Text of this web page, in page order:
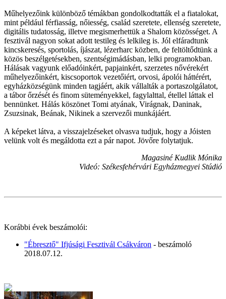
Műhelyezőink különböző témákban gondolkodtatták el a fiatalokat,
mint például férfiasság, nőiesség, család szeretete, ellenség szeretete,
digitális tudatosság, illetve megismerhettük a Shalom közösséget. A
fesztivál nagyon sokat adott testileg és lelkileg is. Jól elfáradtunk
kincskeresés, sportolás, íjászat, lézerharc közben, de feltöltődtünk a
közös beszélgetésekben, szentségimádásban, lelki programokban.
Hálásak vagyunk előadóinkért, papjainkért, szerzetes nővérekért
műhelyezőinkért, kiscsoportok vezetőiért, orvosi, ápolói háttérért,
egyházközségünk minden tagjáért, akik vállalták a portaszolgálatot,
a tábor őrzését és finom süteményekkel, fagylalttal, étellel láttak el
bennünket. Hálás köszönet Tomi atyának, Virágnak, Daninak,
Zsuzsinak, Beának, Nikinek a szervezői munkájáért.
A képeket látva, a visszajelzéseket olvasva tudjuk, hogy a Jóisten
velünk volt és megáldotta ezt a pár napot. Jövőre folytatjuk.
Magasiné Kudlik Mónika
Videó: Székesfehérvári Egyházmegyei Stúdió
Korábbi évek beszámolói:
"Ébresztő" Ifjúsági Fesztivál Csákváron - beszámoló
2018.07.12.